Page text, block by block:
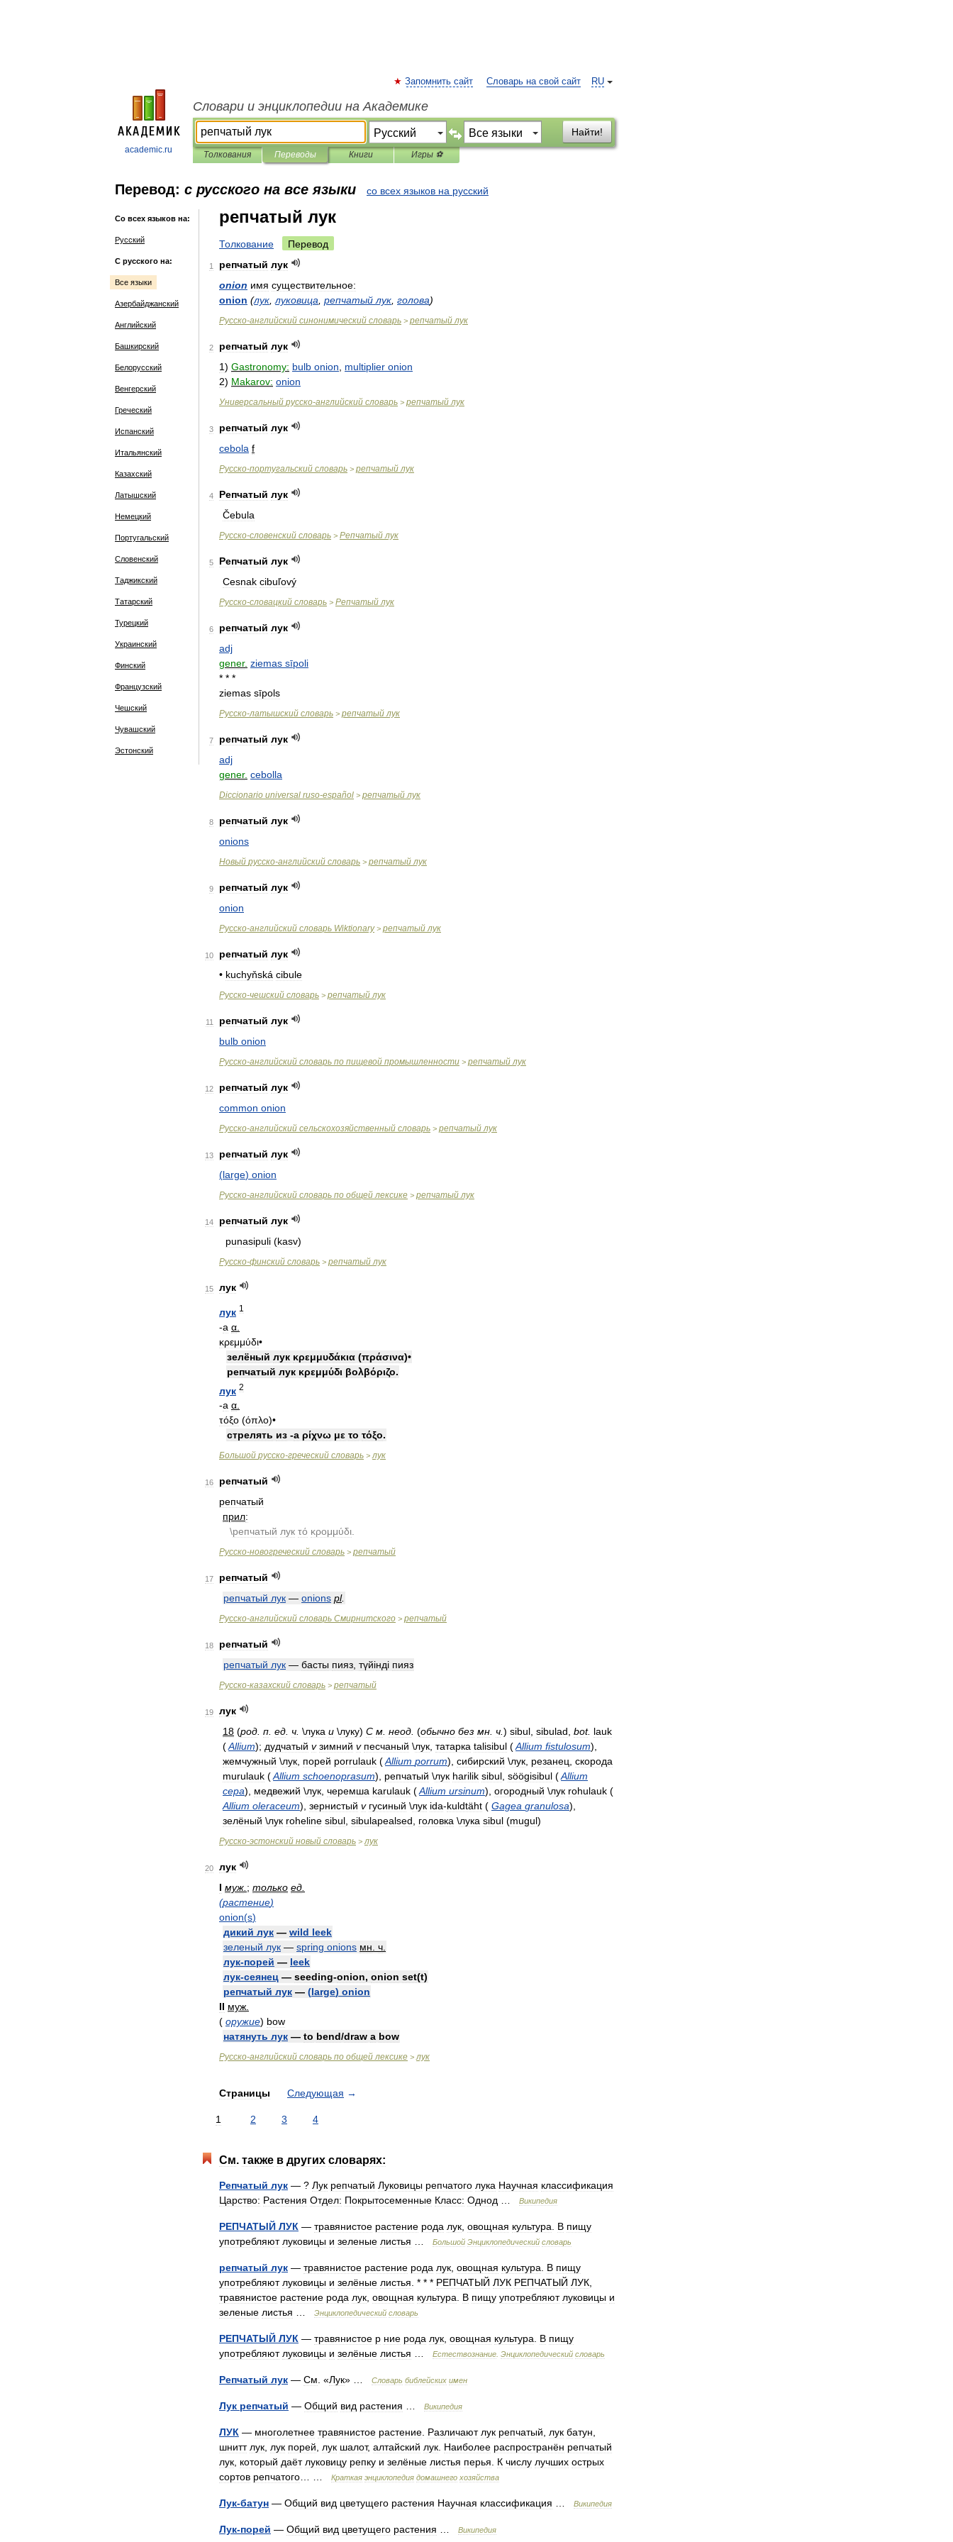
academic.ru
RU
Запомнить сайт Словарь на свой сайт
Словари и энциклопедии на Академике
Найти!
Толкования Переводы Книги Игры ⚽
Перевод: с русского на все языки со всех языков на русский
Со всех языков на:
Русский
С русского на:
Все языки
Азербайджанский
Английский
Башкирский
Белорусский
Венгерский
Греческий
Испанский
Итальянский
Казахский
Латышский
Немецкий
Португальский
Словенский
Таджикский
Татарский
Турецкий
Украинский
Финский
Французский
Чешский
Чувашский
Эстонский
репчатый лук
Толкование Перевод
1 репчатый лук
onion имя существительное:
onion (лук луковица репчатый лук голова)
Русско-английский синонимический словарь > репчатый лук
2 репчатый лук
1) Gastronomy: bulb onion multiplier onion
2) Makarov: onion
Универсальный русско-английский словарь > репчатый лук
3 репчатый лук
cebola f
Русско-португальский словарь > репчатый лук
4 Репчатый лук
Čebula
Русско-словенский словарь > Репчатый лук
5 Репчатый лук
Cesnak cibuľový
Русско-словацкий словарь > Репчатый лук
6 репчатый лук
adj
gener. ziemas sīpoli
* * *
ziemas sīpols
Русско-латышский словарь > репчатый лук
7 репчатый лук
adj
gener. cebolla
Diccionario universal ruso-español > репчатый лук
8 репчатый лук
onions
Новый русско-английский словарь > репчатый лук
9 репчатый лук
onion
Русско-английский словарь Wiktionary> репчатый лук
10 репчатый лук
• kuchyňská cibule
Русско-чешский словарь > репчатый лук
11 репчатый лук
bulb onion
Русско-английский словарь по пищевой промышленности > репчатый лук
12 репчатый лук
common onion
Русско-английский сельскохозяйственный словарь > репчатый лук
13 репчатый лук
(large) onion
Русско-английский словарь по общей лексике > репчатый лук
14 репчатый лук
punasipuli (kasv)
Русско-финский словарь > репчатый лук
15 лук
лук 1
-а α
κρεμμύδι•
зелёный лук κρεμμυδάκια (πράσινα)•
репчатый лук κρεμμύδι βολβόριζο.
лук 2
-а α.
τόξο (όπλο)•
стрелять из -а ρίχνω με το τόξο.
Большой русско-греческий словарь > лук
16
репчатый
репчатый
прил:
\репчатый лук τό κρομμύδι.
Русско-новогреческий словарь > репчатый
17
репчатый
репчатый лук — onions pl.
Русско-английский словарь Смирнитского > репчатый
18
репчатый
репчатый лук — басты пияз, түйінді пияз
Русско-казахский словарь > репчатый
19
лук
18 (род. п. ед. ч. \лука и \луку) С м. неод. (обычно без мн. ч.) sibul, sibulad, bot. lauk
(Allium); дудчатый v зимний v песчаный \лук, татарка talisibul (Allium fistulosum),
жемчужный \лук, порей porrulauk (Allium porrum), сибирский \лук, резанец, скорода
murulauk (Allium schoenoprasum), репчатый \лук harilik sibul, söögisibul (Allium
cepa), медвежий \лук, черемша karulauk (Allium ursinum), огородный \лук rohulauk (
Allium oleraceum), зернистый v гусиный \лук ida-kuldtäht ( Gagea granulosa),
зелёный \лук roheline sibul, sibulapealsed, головка \лука sibul (mugul)
Русско-эстонский новый словарь > лук
20
лук
I муж.; только ед.
(растение)
onion(s)
дикий лук — wild leek
зеленый лук — spring onions мн. ч.
лук-порей — leek
лук-сеянец — seeding-onion, onion set(t)
репчатый лук — (large) onion
II муж.
( оружие) bow
натянуть лук — to bend/draw a bow
Русско-английский словарь по общей лексике > лук
Страницы Следующая →
1 2 3 4
См. также в других словарях:
Репчатый лук — ? Лук репчатый Луковицы репчатого лука Научная классификация
Царство: Растения Отдел: Покрытосеменные Класс: Однод … Википедия
РЕПЧАТЫЙ ЛУК — травянистое растение рода лук, овощная культура. В пищу
употребляют луковицы и зеленые листья … Большой Энциклопедический словарь
репчатый лук — травянистое растение рода лук, овощная культура. В пищу
употребляют луковицы и зелёные листья. * * * РЕПЧАТЫЙ ЛУК РЕПЧАТЫЙ ЛУК,
травянистое растение рода лук, овощная культура. В пищу употребляют луковицы и
зеленые листья … Энциклопедический словарь
РЕПЧАТЫЙ ЛУК — травянистое р ние рода лук, овощная культура. В пищу
употребляют луковицы и зелёные листья … Естествознание Энциклопедический словарь
Репчатый лук — См. «Лук» … Словарь библейских имен
Лук репчатый — Общий вид растения … Википедия
ЛУК — многолетнее травянистое растение. Различают лук репчатый, лук батун,
шнитт лук, лук порей, лук шалот, алтайский лук. Наиболее распространён репчатый
лук, который даёт луковицу репку и зелёные листья перья. К числу лучших острых
сортов репчатого… … Краткая энциклопедия домашнего хозяйства
Лук-батун — Общий вид цветущего растения Научная классификация … Википедия
Лук-порей — Общий вид цветущего растения … Википедия